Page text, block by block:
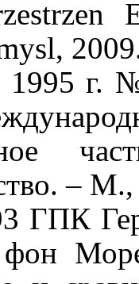
1995 г.
– М.,
ГПК